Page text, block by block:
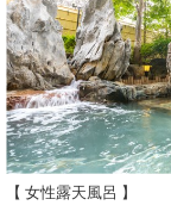
【 女性露天風呂 】